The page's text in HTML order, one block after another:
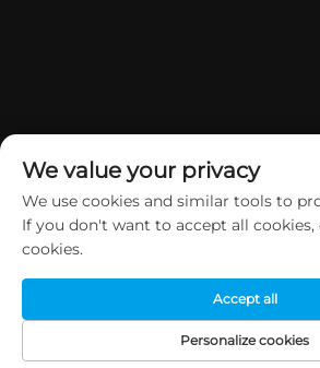
Copyright © 2026 China Dongguan Yuan Jie
We value your privacy
We use cookies and similar tools to
If you don't want to accept all cookies,
cookies.
Personalize cookies
Accept all